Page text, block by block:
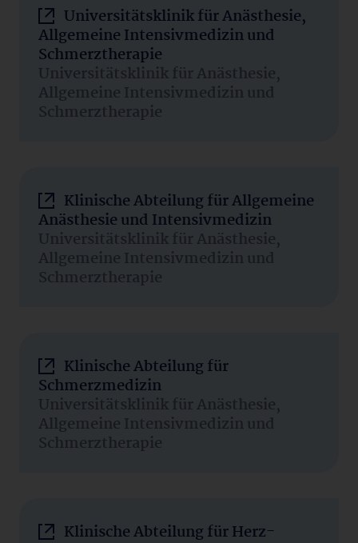
Universitätsklinik für Anästhesie,
Allgemeine Intensivmedizin und
Schmerztherapie
Universitätsklinik für Anästhesie,
Allgemeine Intensivmedizin und
Schmerztherapie
Klinische Abteilung für Allgemeine
Anästhesie und Intensivmedizin
Universitätsklinik für Anästhesie,
Allgemeine Intensivmedizin und
Schmerztherapie
Klinische Abteilung für
Schmerzmedizin
Universitätsklinik für Anästhesie,
Allgemeine Intensivmedizin und
Schmerztherapie
Klinische Abteilung für Herz-